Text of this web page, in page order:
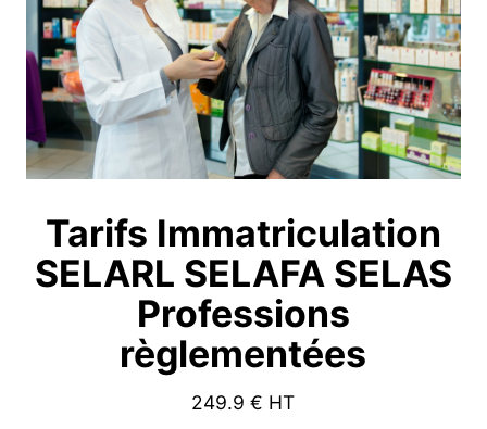
Tarifs Immatriculation
SELARL SELAFA SELAS
Professions
règlementées
249.9 € HT